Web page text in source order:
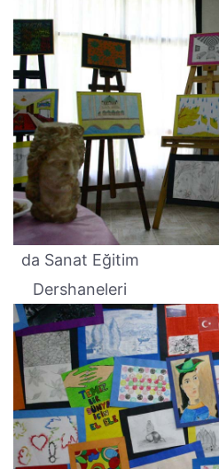
da Sanat Eğitim
Dershaneleri